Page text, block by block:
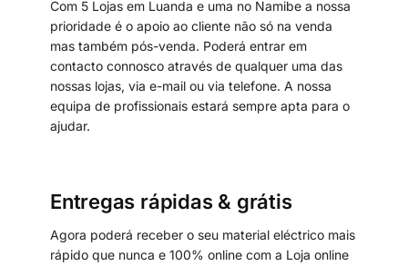
Com 5 Lojas em Luanda e uma no Namibe a nossa
prioridade é o apoio ao cliente não só na venda
mas também pós-venda. Poderá entrar em
contacto connosco através de qualquer uma das
nossas lojas, via e-mail ou via telefone. A nossa
equipa de profissionais estará sempre apta para o
ajudar.
Entregas rápidas & grátis
Agora poderá receber o seu material eléctrico mais
rápido que nunca e 100% online com a Loja online